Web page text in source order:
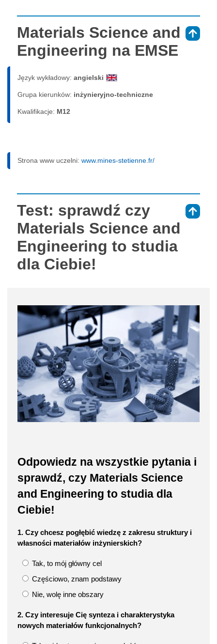
Materials Science and
Engineering na EMSE
Język wykładowy: angielski
Grupa kierunków: inżynieryjno-techniczne
Kwalifikacje: M12
Strona www uczelni: www.mines-stetienne.fr/
Test: sprawdź czy
Materials Science and
Engineering to studia
dla Ciebie!
Odpowiedz na wszystkie pytania i
sprawdź, czy Materials Science
and Engineering to studia dla
Ciebie!
1. Czy chcesz pogłębić wiedzę z zakresu struktury i
własności materiałów inżynierskich?
Tak, to mój główny cel
Częściowo, znam podstawy
Nie, wolę inne obszary
2. Czy interesuje Cię synteza i charakterystyka
nowych materiałów funkcjonalnych?